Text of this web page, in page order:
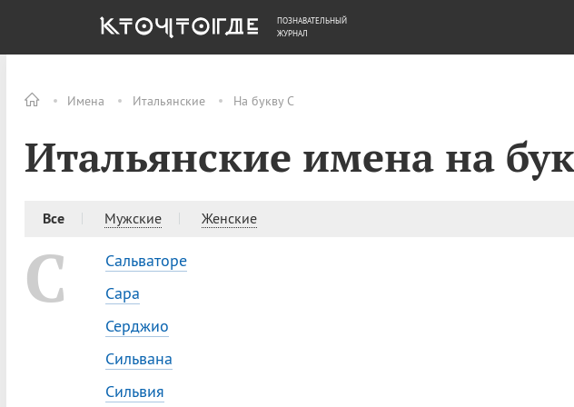
Имена Итальянские На букву С
Итальянские имена на
Все Мужские Женские
С
Сальваторе
Сара
Серджио
Сильвана
Сильвия
ОБЩЕСТВО ДЕНЬГИ
ПОЗНАВАТЕЛЬНЫЙ
ЖУРНАЛ